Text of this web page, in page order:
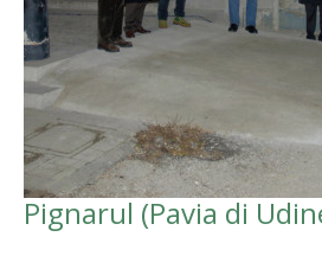
Pignarul (Pavia di